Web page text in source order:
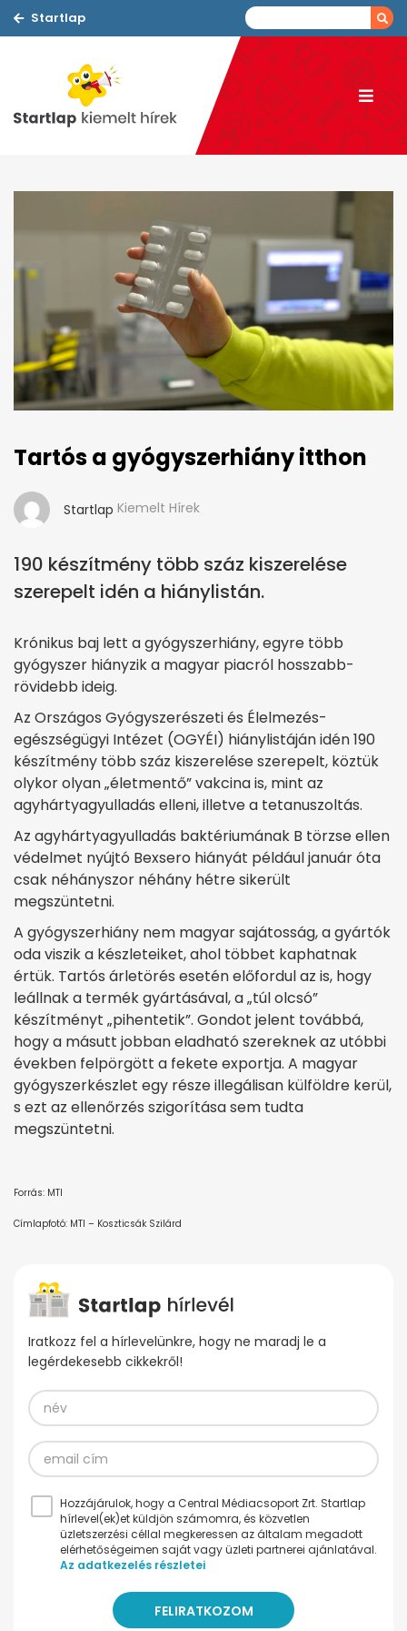
Startlap
Tartós a gyógyszerhiány itthon
Startlap Kiemelt Hírek
190 készítmény több száz kiszerelése
szerepelt idén a hiánylistán.
Krónikus baj lett a gyógyszerhiány, egyre több
gyógyszer hiányzik a magyar piacról hosszabb-
rövidebb ideig.
Az Országos Gyógyszerészeti és Élelmezés-
egészségügyi Intézet (OGYÉI) hiánylistáján idén 190
készítmény több száz kiszerelése szerepelt, köztük
olykor olyan „életmentő” vakcina is, mint az
agyhártyagyulladás elleni, illetve a tetanuszoltás.
Az agyhártyagyulladás baktériumának B törzse ellen
védelmet nyújtó Bexsero hiányát például január óta
csak néhányszor néhány hétre sikerült
megszüntetni.
A gyógyszerhiány nem magyar sajátosság, a gyártók
oda viszik a készleteiket, ahol többet kaphatnak
értük. Tartós árletörés esetén előfordul az is, hogy
leállnak a termék gyártásával, a „túl olcsó”
készítményt „pihentetik”. Gondot jelent továbbá,
hogy a másutt jobban eladható szereknek az utóbbi
években felpörgött a fekete exportja. A magyar
gyógyszerkészlet egy része illegálisan külföldre kerül,
s ezt az ellenőrzés szigorítása sem tudta
megszüntetni.
Forrás: MTI
Címlapfotó: MTI – Koszticsák Szilárd
Iratkozz fel a hírlevelünkre, hogy ne maradj le a
legérdekesebb cikkekről!
Hozzájárulok, hogy a Central Médiacsoport Zrt. Startlap
hírlevel(ek)et küldjön számomra, és közvetlen
üzletszerzési céllal megkeressen az általam megadott
elérhetőségeimen saját vagy üzleti partnerei ajánlatával.
Az adatkezelés részletei